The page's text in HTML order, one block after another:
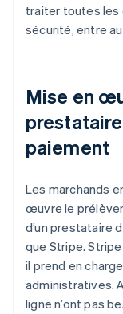
traiter toutes les
sécurité, entre
Mise en
paiement
Les marchands
œuvre le
d’un prestataire
que Stripe.
il prend en
administratives.
ligne n’ont pas